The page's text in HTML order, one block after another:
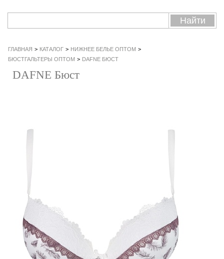
ГЛАВНАЯ > КАТАЛОГ > НИЖНЕЕ БЕЛЬЕ ОПТОМ >
БЮСТГАЛЬТЕРЫ ОПТОМ > DAFNE БЮСТ
DAFNE Бюст